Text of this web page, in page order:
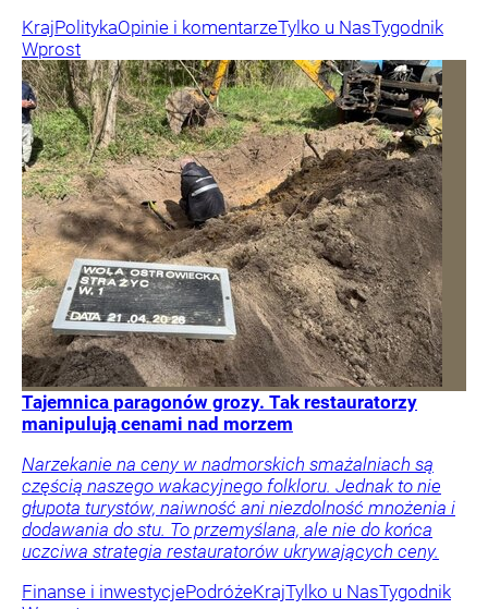
KrajPolitykaOpinie i komentarzeTylko u NasTygodnik
Wprost
Tajemnica paragonów grozy. Tak restauratorzy
manipulują cenami nad morzem
Narzekanie na ceny w nadmorskich smażalniach są
częścią naszego wakacyjnego folkloru. Jednak to nie
głupota turystów, naiwność ani niezdolność mnożenia i
dodawania do stu. To przemyślana, ale nie do końca
uczciwa strategia restauratorów ukrywających ceny.
Finanse i inwestycjePodróżeKrajTylko u NasTygodnik